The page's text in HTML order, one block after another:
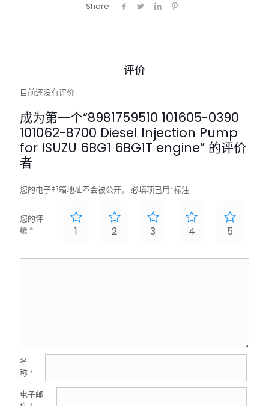
Share
评价
目前还没有评价
成为第一个“8981759510 101605-0390
101062-8700 Diesel Injection Pump
for ISUZU 6BG1 6BG1T engine” 的评价
者
您的电子邮箱地址不会被公开。 必填项已用*标注
您的评
级 * 1 2 3 4 5
名
称 *
电子邮